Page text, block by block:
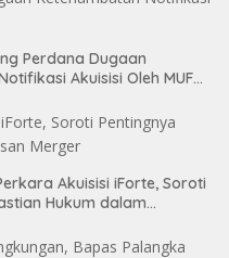
Perdana Dugaan
Akuisisi Oleh MUFG
Akuisisi iForte, Soroti
Hukum dalam